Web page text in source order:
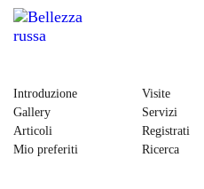
Introduzione
Gallery
Articoli
Mio preferiti
Visite
Servizi
Registrati
Ricerca